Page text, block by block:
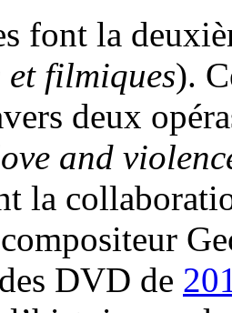
font la
filmiques).
deux
and
la
DVD de